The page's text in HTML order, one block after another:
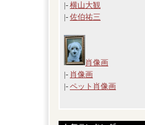
|- 横山大観
|- 佐伯祐三
肖像画
|- 肖像画
|- ペット肖像画